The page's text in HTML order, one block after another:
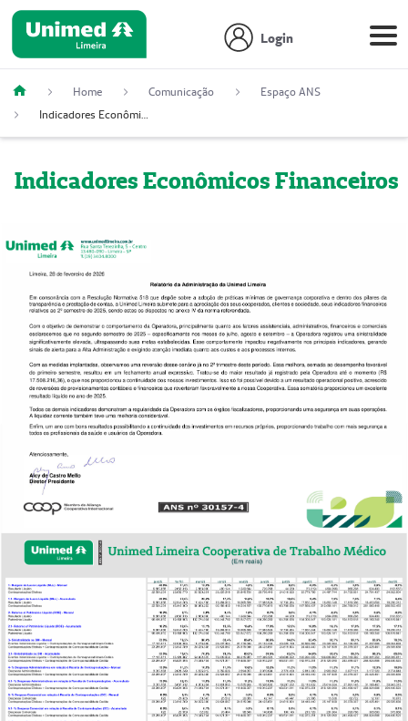
Login
Home Comunicação
Espaço ANS
Indicadores Econômicos Financeiros
Indicadores Econômicos Financeiros